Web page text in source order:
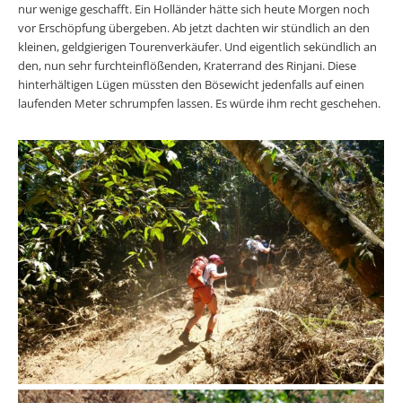
nur wenige geschafft. Ein Holländer hätte sich heute Morgen noch
vor Erschöpfung übergeben. Ab jetzt dachten wir stündlich an den
kleinen, geldgierigen Tourenverkäufer. Und eigentlich sekündlich an
den, nun sehr furchteinflößenden, Kraterrand des Rinjani. Diese
hinterhältigen Lügen müssten den Bösewicht jedenfalls auf einen
laufenden Meter schrumpfen lassen. Es würde ihm recht geschehen.